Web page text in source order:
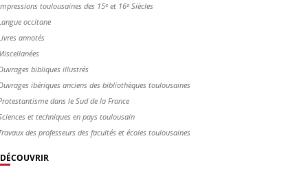
toulousaines des 15ᵉ et 16ᵉ Siècles
occitane
annotés
bibliques illustrés
ibériques anciens des bibliothèques toulousaines
dans le Sud de la France
et techniques en pays toulousain
des professeurs des facultés et écoles toulousaines
DÉCOUVRIR